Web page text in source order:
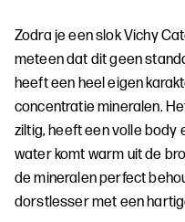
Zodra je een slok Vichy
meteen dat dit geen
heeft een heel eigen
concentratie mineralen.
ziltig, heeft een volle body
water komt warm uit de
de mineralen perfect
dorstlesser met een